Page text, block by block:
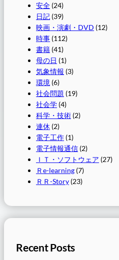
安全 (24)
日記 (39)
映画・演劇・DVD (12)
時事 (112)
書籍 (41)
母の日 (1)
気象情報 (3)
環境 (6)
社会問題 (19)
社会学 (4)
科学・技術 (2)
連休 (2)
電子工作 (1)
電子情報通信 (2)
ＩＴ・ソフトウェア (27)
Ｒe-learning (7)
ＲＲ-Story (23)
Recent Posts